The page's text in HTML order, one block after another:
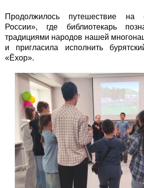
Продолжилось путешествие на
России», где библиотекарь
традициями народов нашей
и пригласила исполнить
«Ёхор».